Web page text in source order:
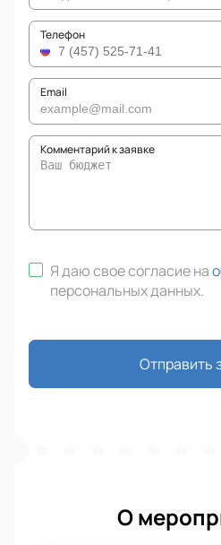
Телефон
Email
Комментарий к заявке
Я даю свое согласие на
персональных данных.
Отправить
О